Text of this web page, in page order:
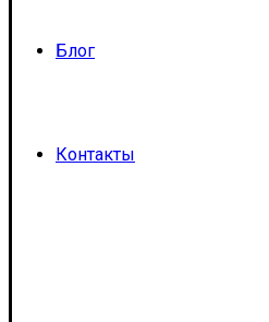
Блог
Контакты